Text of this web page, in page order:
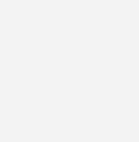
Prüfung mit neuartigem
Windkraft – Naturschutz